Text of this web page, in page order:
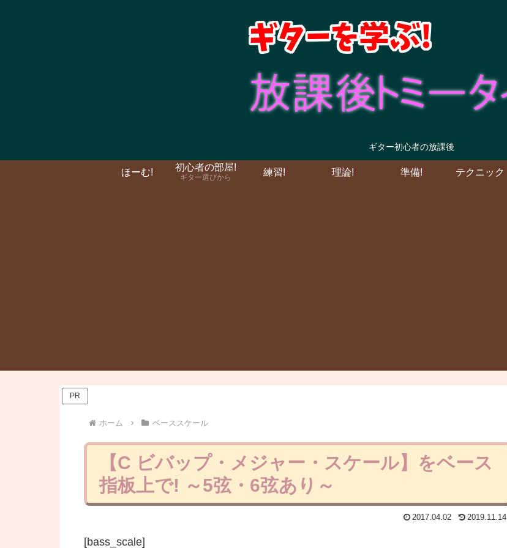
ギター初心者の放課後
ほーむ!
初心者の部屋!
ギター選びから
練習! 理論! 準備! テクニック
PR
ホーム ベーススケール
【C ビバップ・メジャー・スケール】をベース
指板上で! ～5弦・6弦あり～
2017.04.02 2019.11.14
[bass_scale]